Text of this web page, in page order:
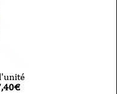
€